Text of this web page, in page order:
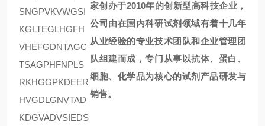
SNGPVKVWGSI
KGLTEGLHGFH
VHEFGDNTAGC
TSAGPHFNPLS
RKHGGPKDEER
HVGDLGNVTAD
KDGVADVSIEDS
家创办于2010年的创新型高科技企业，
公司由在国内科研试剂领域有着十几年
从业经验的专业技术团队和企业管理团
队组建而成，专门从事以抗体、蛋白、
细胞、化学品为核心的试剂产品研发与
销售。